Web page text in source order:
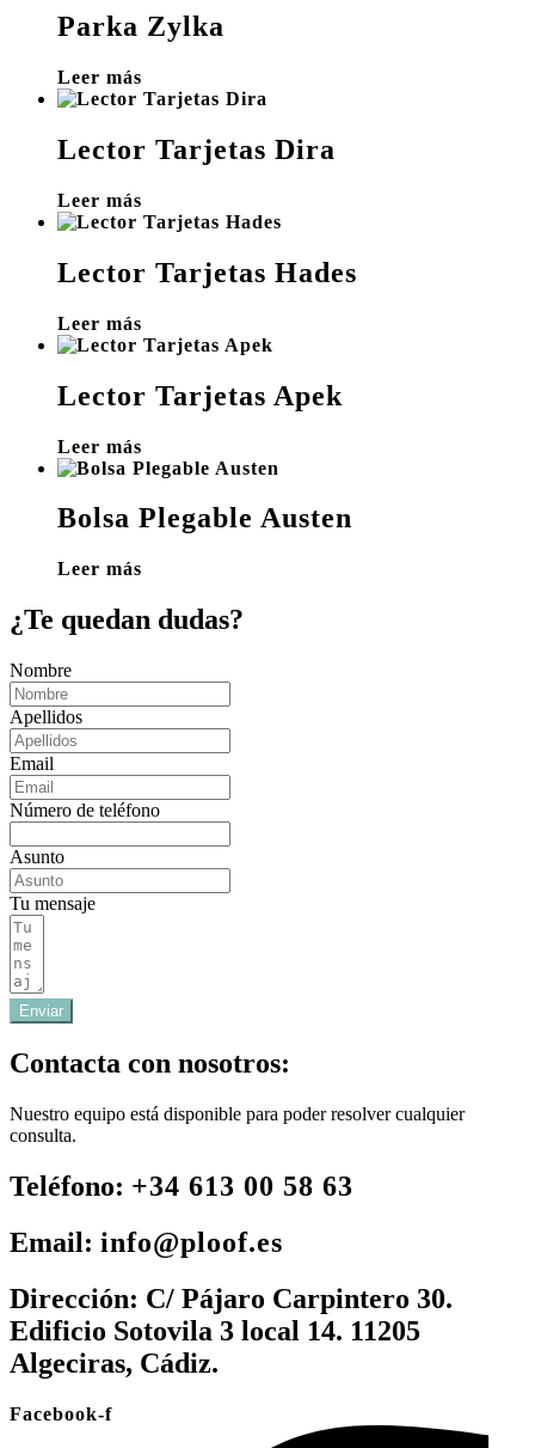
Parka Zylka
Leer más
Lector Tarjetas Dira
Leer más
Lector Tarjetas Hades
Leer más
Lector Tarjetas Apek
Leer más
Bolsa Plegable Austen
Leer más
¿Te quedan dudas?
Nombre
Apellidos
Email
Número de teléfono
Asunto
Tu mensaje
Enviar
Contacta con nosotros:
Nuestro equipo está disponible para poder resolver cualquier
consulta.
Teléfono: +34 613 00 58 63
Email: info@ploof.es
Dirección: C/ Pájaro Carpintero 30.
Edificio Sotovila 3 local 14. 11205
Algeciras, Cádiz.
Facebook-f